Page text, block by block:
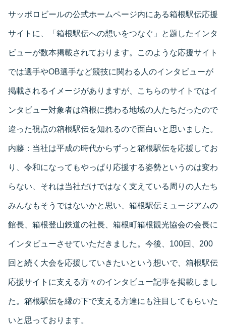
サッポロビールの公式ホームページ内にある箱根駅伝応援
サイトに、「箱根駅伝への想いをつなぐ」と題したインタ
ビューが数本掲載されております。このような応援サイト
では選手やOB選手など競技に関わる人のインタビューが
掲載されるイメージがありますが、こちらのサイトではイ
ンタビュー対象者は箱根に携わる地域の人たちだったので
違った視点の箱根駅伝を知れるので面白いと思いました。
内藤： 当社は平成の時代からずっと箱根駅伝を応援してお
り、令和になってもやっぱり応援する姿勢というのは変わ
らない、それは当社だけではなく支えている周りの人たち
みんなもそうではないかと思い、箱根駅伝ミュージアムの
館長、箱根登山鉄道の社長、箱根町箱根観光協会の会長に
インタビューさせていただきました。今後、100回、200
回と続く大会を応援していきたいという想いで、箱根駅伝
応援サイトに支える方々のインタビュー記事を掲載しまし
た。箱根駅伝を縁の下で支える方達にも注目してもらいた
いと思っております。